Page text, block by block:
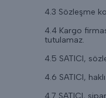
4.3 Sözleşme
4.4 Kargo
tutulamaz.
4.5 SATICI,
4.6 SATICI,
4.7 SATICI,